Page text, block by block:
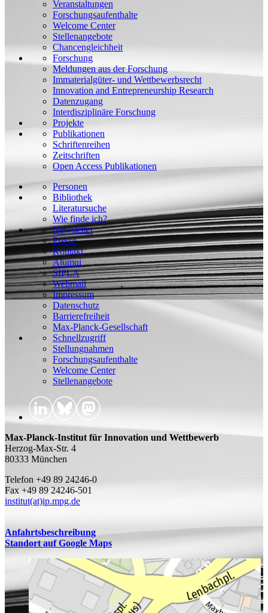
Veranstaltungen
Forschungsaufenthalte
Welcome Center
Stellenangebote
Chancengleichheit
Forschung
Meldungen aus der Forschung
Immaterialgüter- und Wettbewerbsrecht
Innovation and Entrepreneurship Research
Datenzugang
Interdisziplinäre Forschung
Projekte
Publikationen
Schriftenreihen
Zeitschriften
Open Access Publikationen
Personen
Bibliothek
Literatursuche
Wie finde ich?
Newsletter
Presse
Kontakt
Alumni
SIPLA
Webmail
Impressum
Datenschutz
Barrierefreiheit
Max-Planck-Gesellschaft
Schnellzugriff
Stellungnahmen
Forschungsaufenthalte
Welcome Center
Stellenangebote
Max-Planck-Institut für Innovation und Wettbewerb
Herzog-Max-Str. 4
80333 München
Telefon +49 89 24246-0
Fax +49 89 24246-501
institut(at)ip.mpg.de
Anfahrtsbeschreibung
Standort auf Google Maps